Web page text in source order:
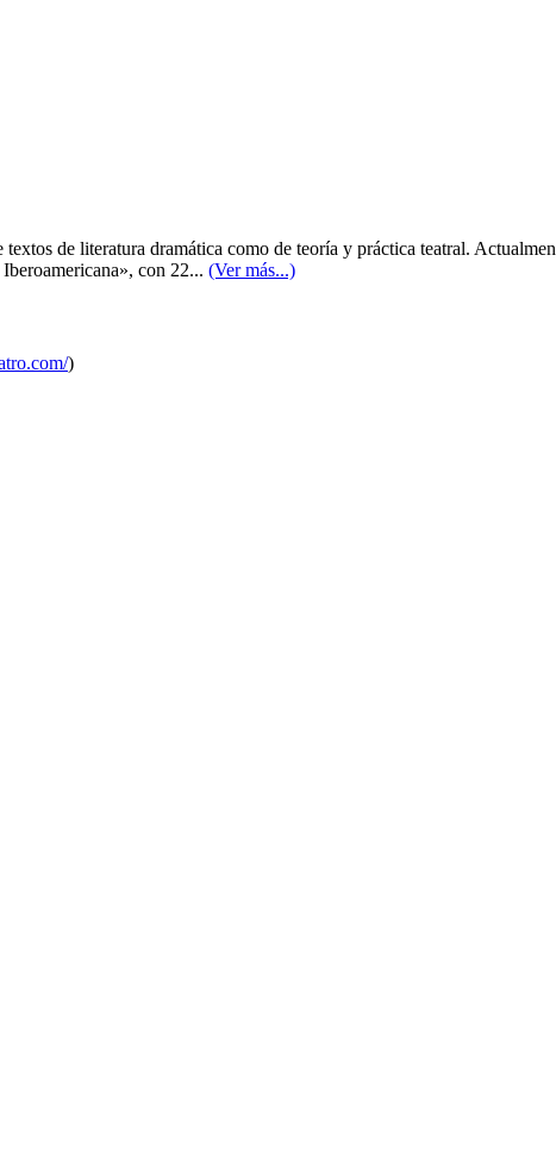
de literatura dramática como de teoría y práctica teatral.
con 22... (Ver más...)
)